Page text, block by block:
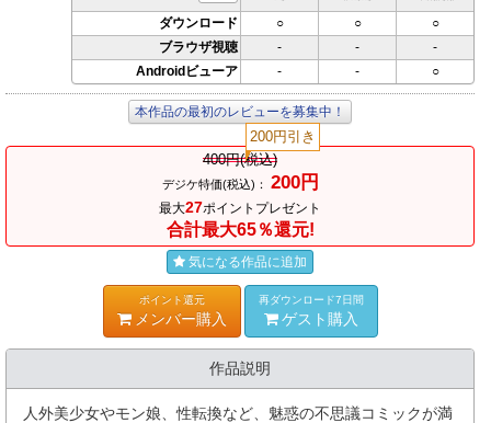
ダウンロード ○ ○
○
ブラウザ視聴
- -
-
Androidビューア
- - ○
本作品の最初のレビューを募集中！
400円(税込)
200円引き
デジケ特価(税込)： 200円
最大27ポイントプレゼント
合計最大65％還元!
気になる作品に追加
ポイント還元
メンバー購入
再ダウンロード7日間
ゲスト購入
作品説明
人外美少女やモン娘、性転換など、魅惑の不思議コミックが満